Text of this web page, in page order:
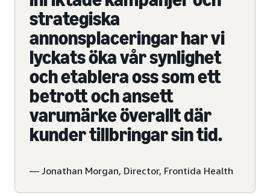
strategiska
annonsplaceringar har vi
lyckats öka vår synlighet
och etablera oss som ett
betrott och ansett
varumärke överallt där
kunder tillbringar sin tid.
— Jonathan Morgan, Director, Frontida Health